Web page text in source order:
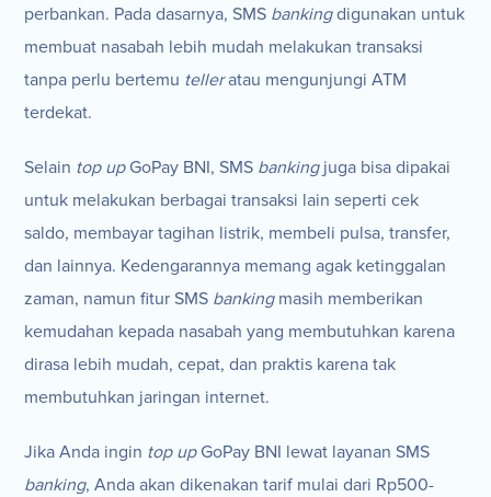
perbankan. Pada dasarnya, SMS bankingdigunakan untuk
membuat nasabah lebih mudah melakukan transaksi
tanpa perlu bertemu telleratau mengunjungi ATM
terdekat.
Selain top upGoPay BNI, SMS bankingjuga bisa dipakai
untuk melakukan berbagai transaksi lain seperti cek
saldo, membayar tagihan listrik, membeli pulsa, transfer,
dan lainnya. Kedengarannya memang agak ketinggalan
zaman, namun fitur SMS bankingmasih memberikan
kemudahan kepada nasabah yang membutuhkan karena
dirasa lebih mudah, cepat, dan praktis karena tak
membutuhkan jaringan internet.
Jika Anda ingin top upGoPay BNI lewat layanan SMS
banking, Anda akan dikenakan tarif mulai dari Rp500-